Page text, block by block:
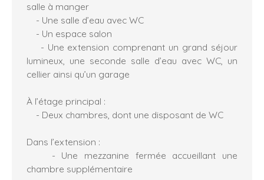
salle à manger
- Une salle d’eau avec WC
- Un espace salon
- Une extension comprenant un grand séjour
lumineux, une seconde salle d’eau avec WC, un
cellier ainsi qu’un garage
À l’étage principal :
- Deux chambres, dont une disposant de WC
Dans l’extension :
- Une mezzanine fermée accueillant une
chambre supplémentaire